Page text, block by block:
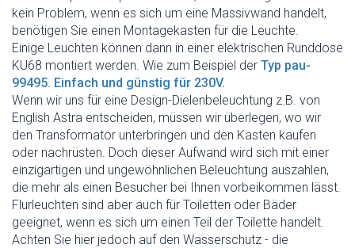
kein Problem, wenn es sich um eine Massivwand handelt,
benötigen Sie einen Montagekasten für die Leuchte.
Einige Leuchten können dann in einer elektrischen Runddose
KU68 montiert werden. Wie zum Beispiel der Typ pau-
99495. Einfach und günstig für 230V.
Wenn wir uns für eine Design-Dielenbeleuchtung z.B. von
English Astra entscheiden, müssen wir überlegen, wo wir
den Transformator unterbringen und den Kasten kaufen
oder nachrüsten. Doch dieser Aufwand wird sich mit einer
einzigartigen und ungewöhnlichen Beleuchtung auszahlen,
die mehr als einen Besucher bei Ihnen vorbeikommen lässt.
Flurleuchten sind aber auch für Toiletten oder Bäder
geeignet, wenn es sich um einen Teil der Toilette handelt.
Achten Sie hier jedoch auf den Wasserschutz - die